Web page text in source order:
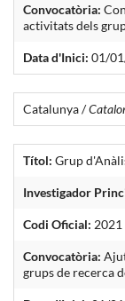
Convocatòria:
activitats dels
Data d'Inici: 01/
Catalunya /
Títol: Grup
Investigador
Codi Oficial: 2021
Convocatòria:
grups de recerca